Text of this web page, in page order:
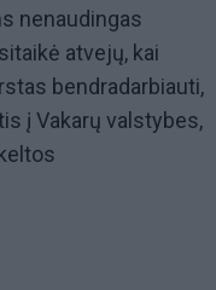
nenaudingas
atvejų, kai
bendradarbiauti,
į Vakarų valstybes,